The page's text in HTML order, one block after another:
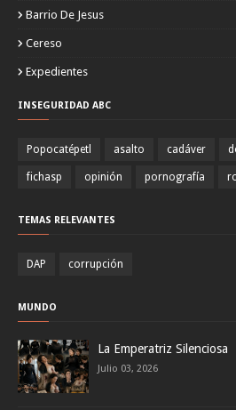
Barrio De Jesus
Cereso
Expedientes
INSEGURIDAD ABC
Popocatépetl asalto cadáver
fichasp opinión pornografía
TEMAS RELEVANTES
DAP corrupción
MUNDO
La Emperatriz Silenciosa
Julio 03, 2026